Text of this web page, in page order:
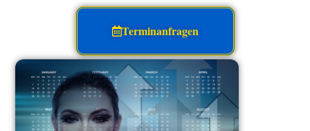
Terminanfragen